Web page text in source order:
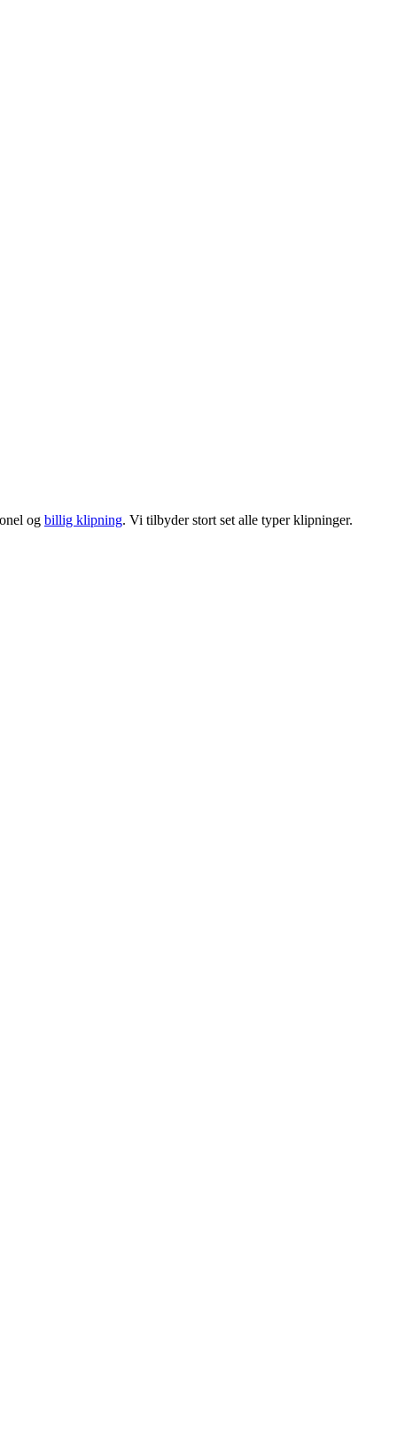
og billig klipning. Vi tilbyder stort set alle typer klipninger.